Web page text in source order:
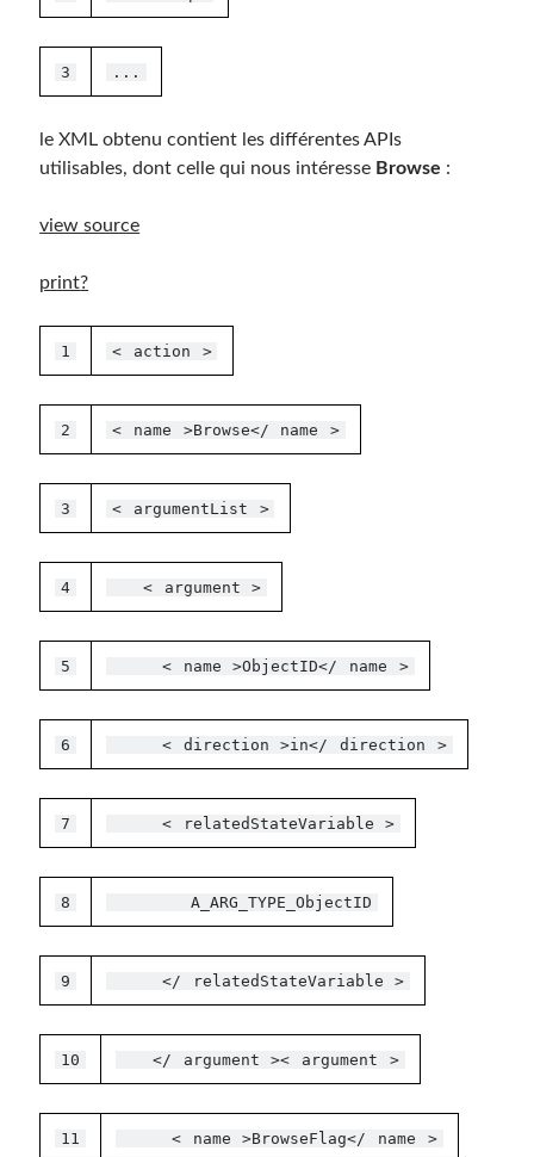
3 ...
le XML obtenu contient les différentes APIs
utilisables, dont celle qui nous intéresse Browse :
view source
print?
1 < action >
2 < name >Browse</ name >
3 < argumentList >
4 < argument >
5 < name >ObjectID</ name >
6 < direction >in</ direction >
7 < relatedStateVariable >
8 A_ARG_TYPE_ObjectID
9 </ relatedStateVariable >
10 </ argument >< argument >
11 < name >BrowseFlag</ name >